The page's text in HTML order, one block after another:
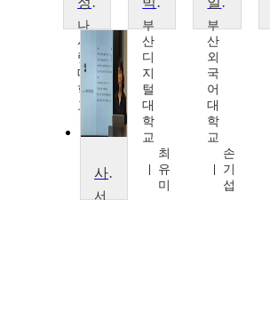
나
사
렛
대
학
교
재
부
산
디
지
털
대
학
교
최
유
미
부
산
외
국
어
대
학
교
손
기
섭
사회복지정책론
서